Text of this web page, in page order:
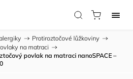
/ Protiroztočové lůžkoviny /
na matraci /
povlak na matraci nanoSPACE –